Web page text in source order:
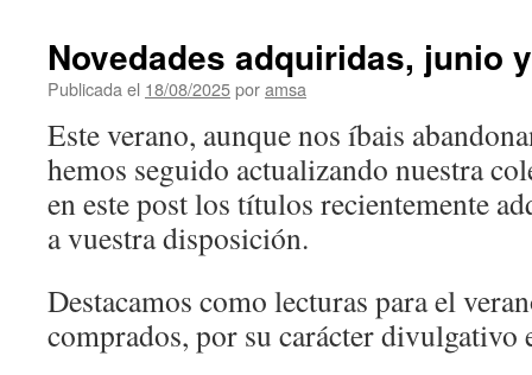
Novedades adquiridas, junio
Publicada el 18/08/2025poramsa
Este verano, aunque nos íbais
hemos seguido actualizando nuestra
en este post los títulos recientemente
a vuestra disposición.
Destacamos como lecturas para el
comprados, por su carácter divulgativo